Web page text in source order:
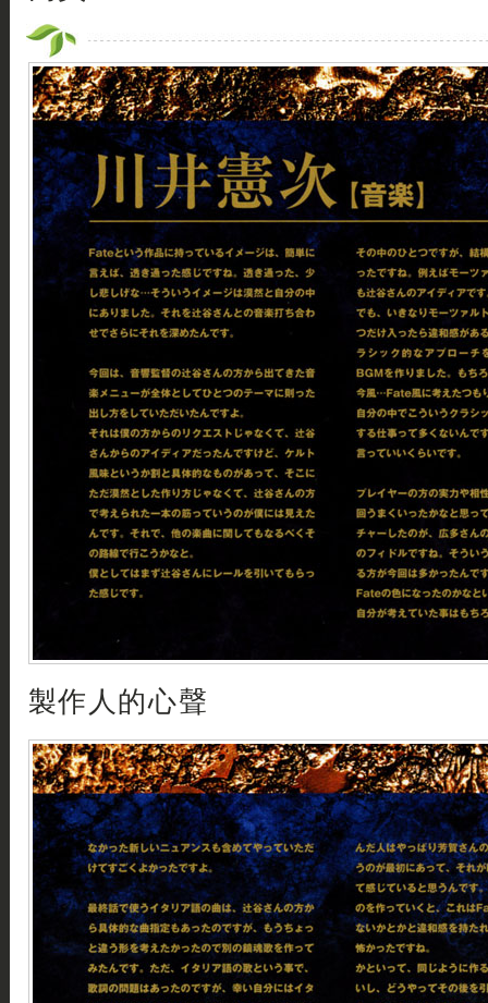
製作人的心聲